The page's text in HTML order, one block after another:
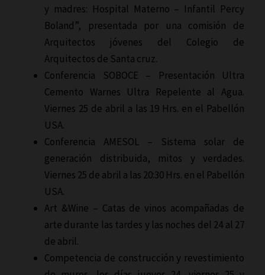
y madres: Hospital Materno – Infantil Percy
Boland”, presentada por una comisión de
Arquitectos jóvenes del Colegio de
Arquitectos de Santa cruz.
Conferencia SOBOCE – Presentación Ultra
Cemento Warnes Ultra Repelente al Agua.
Viernes 25 de abril a las 19 Hrs. en el Pabellón
USA.
Conferencia AMESOL – Sistema solar de
generación distribuida, mitos y verdades.
Viernes 25 de abril a las 20:30 Hrs. en el Pabellón
USA.
Art &Wine – Catas de vinos acompañadas de
arte durante las tardes y las noches del 24 al 27
de abril.
Competencia de construcción y revestimiento